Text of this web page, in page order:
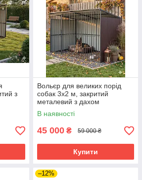
з
Вольєр для великих порід
собак 3х2 м, закритий
металевий з дахом
В наявності
45 000 ₴ 59 000 ₴
Купити
–12%